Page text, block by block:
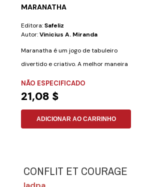
MARANATHA
Editora:Safeliz
Autor:Vinicius A. Miranda
Maranatha é um jogo de tabuleiro
divertido e criativo. A melhor maneira
NÃO ESPECIFICADO
21,08 $
ADICIONAR AO CARRINHO
CONFLIT ET COURAGE